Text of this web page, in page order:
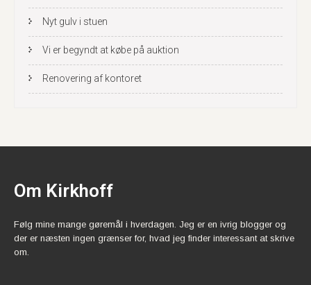
Nyt gulv i stuen
Vi er begyndt at købe på auktion
Renovering af kontoret
Om Kirkhoff
Følg mine mange gøremål i hverdagen. Jeg er en ivrig blogger og
der er næsten ingen grænser for, hvad jeg finder interessant at skrive
om.